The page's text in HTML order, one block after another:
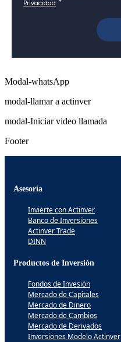
Modal-whatsApp
modal-llamar a actinver
modal-Iniciar video llamada
Footer
Asesoría
Invierte con Actinver
Banco de Inversiones
Actinver Trade
DINN
Productos de Inversión
Fondos de Invesión
Mercado de Capitales
Mercado de Dinero
Mercado de Cambios
Mercado de Derivados
Inversiones Modelo Actinver